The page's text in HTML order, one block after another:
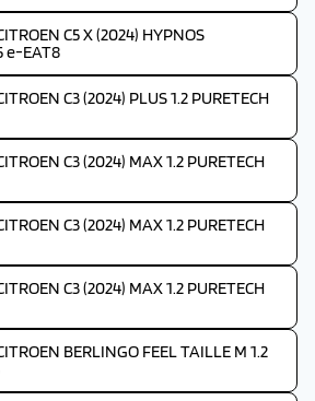
C5 X (2024) HYPNOS
e-EAT8
C3 (2024) PLUS 1.2 PURETECH
C3 (2024) MAX 1.2 PURETECH
C3 (2024) MAX 1.2 PURETECH
C3 (2024) MAX 1.2 PURETECH
BERLINGO FEEL TAILLE M 1.2